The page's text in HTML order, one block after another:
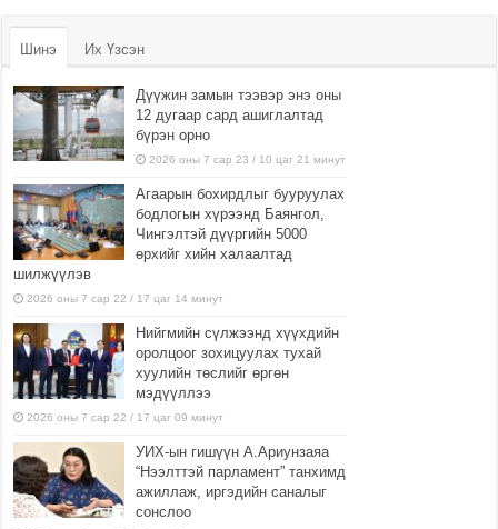
Шинэ Их Үзсэн
Дүүжин замын тээвэр энэ оны
12 дугаар сард ашиглалтад
бүрэн орно
2026 оны 7 сар 23 / 10 цаг 21 минут
Агаарын бохирдлыг бууруулах
бодлогын хүрээнд Баянгол,
Чингэлтэй дүүргийн 5000
өрхийг хийн халаалтад
шилжүүлэв
2026 оны 7 сар 22 / 17 цаг 14 минут
Нийгмийн сүлжээнд хүүхдийн
оролцоог зохицуулах тухай
хуулийн төслийг өргөн
мэдүүллээ
2026 оны 7 сар 22 / 17 цаг 09 минут
УИХ-ын гишүүн А.Ариунзаяа
“Нээлттэй парламент” танхимд
ажиллаж, иргэдийн саналыг
сонслоо